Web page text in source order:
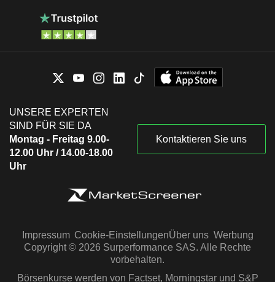
UNSERE EXPERTEN
SIND FÜR SIE DA
Montag - Freitag 9.00-
12.00 Uhr / 14.00-18.00
Uhr
Kontaktieren Sie uns
Impressum Cookie-EinstellungenÜber uns Werbung
Copyright © 2026 Surperformance SAS. Alle Rechte
vorbehalten.
Börsenkurse werden von Factset, Morningstar und S&P